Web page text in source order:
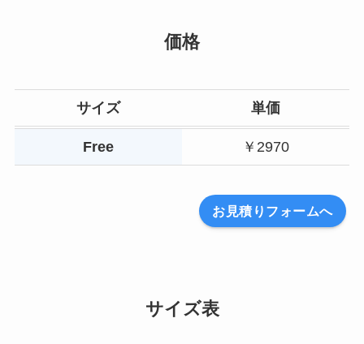
価格
サイズ 単価
Free ￥2970
お見積りフォームへ
サイズ表